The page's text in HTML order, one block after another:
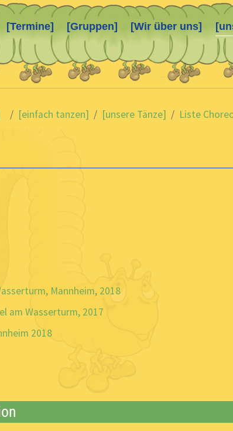
[Termine] [Gruppen] [Wir über uns]
[einfach tanzen] [unsere Tänze] Liste
Mannheim, 2018
am Wasserturm, 2017
2018